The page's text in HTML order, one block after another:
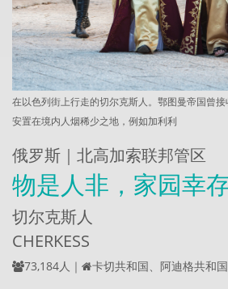
在以色列街上行走的切尔克斯人。鄂图曼帝国曾
安置在境内人烟稀少之地，例如加利利
俄罗斯｜北高加索联邦管区
物是人非，家园幸
切尔克斯人
CHERKESS
73,184人｜ 卡切共和国、阿迪格共和国